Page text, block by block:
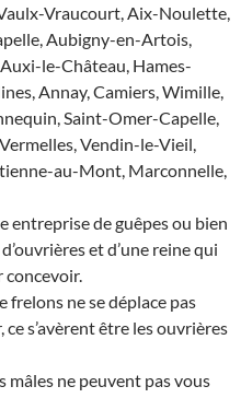
Vraucourt, Aix-Noulette,
Aubigny-en-Artois,
le-Château, Hames-
Annay, Camiers, Wimille,
Saint-Omer-Capelle,
Vendin-le-Vieil,
au-Mont, Marconnelle,
entreprise de guêpes ou bien
et d’une reine qui
concevoir.
frelons ne se déplace pas
s’avèrent être les ouvrières
mâles ne peuvent pas vous